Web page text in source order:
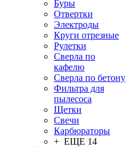
Буры
Отвертки
Электроды
Круги отрезные
Рулетки
Сверла по
кафелю
Сверла по бетону
Фильтра для
пылесоса
Щетки
Свечи
Карбюраторы
+ ЕЩЕ 14